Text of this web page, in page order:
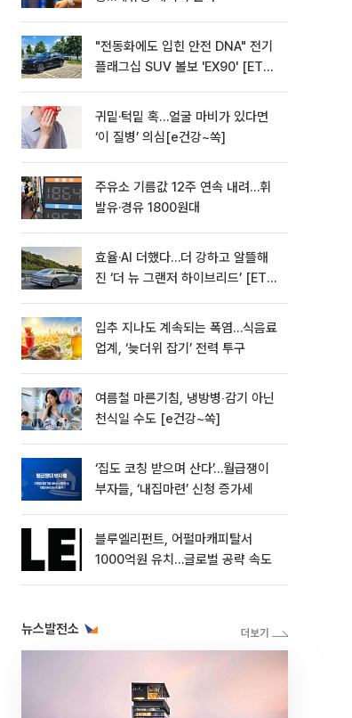
"전동화에도 입힌 안전 DNA" 전기
플래그십 SUV 볼보 'EX90' [ET의
귀밑·턱밑 혹…얼굴 마비가 있다면
‘이 질병’ 의심[e건강~쏙]
주유소 기름값 12주 연속 내려…휘
발유·경유 1800원대
효율·AI 더했다…더 강하고 알뜰해
진 ‘더 뉴 그랜저 하이브리드’ [ET의
입추 지나도 계속되는 폭염…식음료
업계, ‘늦더위 잡기’ 전력 투구
여름철 마른기침, 냉방병‧감기 아닌
천식일 수도 [e건강~쏙]
‘집도 코칭 받으며 산다’…월급쟁이
부자들, ‘내집마련’ 신청 증가세
블루엘리펀트, 어펄마캐피탈서
1000억원 유치…글로벌 공략 속도
뉴스발전소